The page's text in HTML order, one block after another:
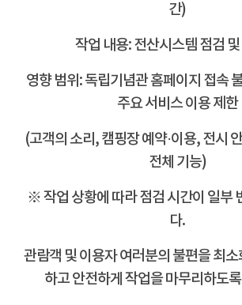
간)
작업 내용: 전산시스템 점검
영향 범위: 독립기념관 홈페이지 접속
주요 서비스 이용 제한
(고객의 소리, 캠핑장 예약·이용, 전시
전체 기능)
※ 작업 상황에 따라 점검 시간이 일부
다.
관람객 및 이용자 여러분의 불편을 최
하고안전하게 작업을 마무리하도